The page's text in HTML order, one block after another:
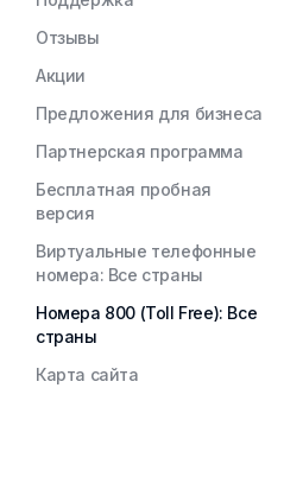
Отзывы
Акции
Предложения для бизнеса
Партнерская программа
Бесплатная пробная
версия
Виртуальные телефонные
номера: Все страны
Номера 800 (Toll Free): Все
страны
Карта сайта